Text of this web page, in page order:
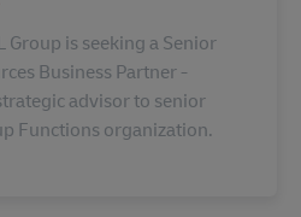
is seeking a Senior
Business Partner -
advisor to senior
Functions organization.